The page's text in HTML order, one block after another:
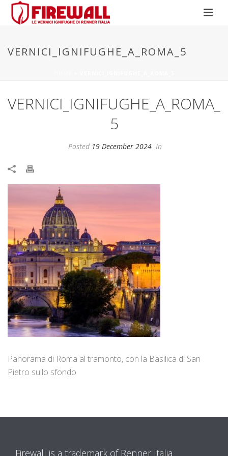
VERNICI_IGNIFUGHE_A_ROMA_5
VERNICI_IGNIFUGHE_A_ROMA_
5
Posted 19 December 2024 In
Panorama di Roma al tramonto, con la Basilica di San
Pietro sullo sfondo
Firewall is a trademark of Renner Italia